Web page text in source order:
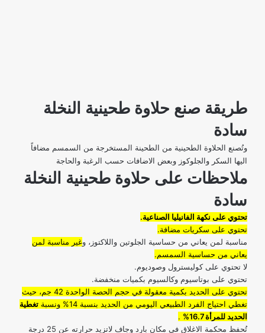
طريقة صنع حلاوة طحينية النخلة
سادة
وتُصنع الحلاوة الطحينية من الطحينة المستخرجة من السمسم مضافاً
اليها السكر والجلوكوز وبعض الاضافات حسب الرغبة والحاجة
ملاحظات على حلاوة طحينية النخلة
سادة
تحتوي على نكهة الفانيليا الصناعية.
تحتوي على سكريات مضافة.
مناسبة لمن يعاني من حساسية الجلوتين واللاكتوز، وغير مناسبة لمن
يعاني من حساسية السمسم.
لا تحتوي على كوليسترول وصوديوم.
تحتوي على بوتاسيوم وكالسيوم بكميات منخفضة.
تحتوي على الحديد بكمية معقولة في حجم الحصة الواحدة 42 جم، حيث
تغطي احتياج الفرد الطبيعي اليومي من الحديد بنسبة 14% ونسبة
تغطية
الحديد للمرأة 16.7%
.
تُحفظ محكمة الاغلاق في مكان بارد وجاف لاتزيد حرارته عن 25 درجة